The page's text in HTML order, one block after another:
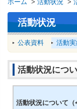
ホーム > 活動状況 >
活動状況
公表資料 活動
活動状況につ
活動状況について